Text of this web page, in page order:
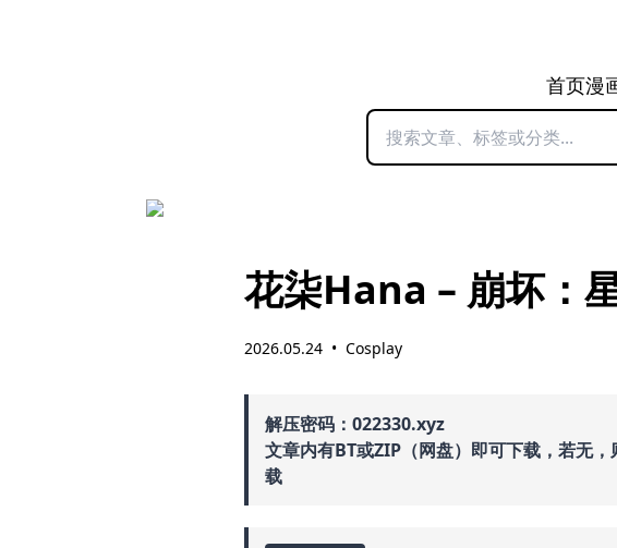
首页漫
花柒Hana – 崩坏：
2026.05.24 • Cosplay
解压密码：022330.xyz
文章内有BT或ZIP（网盘）即可下载，若无
载